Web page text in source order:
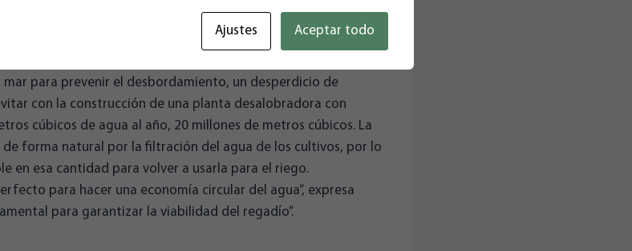
candidato a la alcaldía de El Ejido en las elecciones del 28
mar para prevenir el desbordamiento, un desperdicio de
con la construcción de una planta desalobradora con
cúbicos de agua al año, 20 millones de metros cúbicos. La
de forma natural por la filtración del agua de los cultivos, por lo
en esa cantidad para volver a usarla para el riego.
para hacer una economía circular del agua”, expresa
para garantizar la viabilidad del regadío”.
Ajustes Aceptar todo